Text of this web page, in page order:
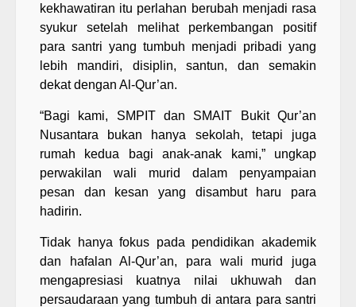
kekhawatiran itu perlahan berubah menjadi rasa
syukur setelah melihat perkembangan positif
para santri yang tumbuh menjadi pribadi yang
lebih mandiri, disiplin, santun, dan semakin
dekat dengan Al-Qur’an.
“Bagi kami, SMPIT dan SMAIT Bukit Qur’an
Nusantara bukan hanya sekolah, tetapi juga
rumah kedua bagi anak-anak kami,” ungkap
perwakilan wali murid dalam penyampaian
pesan dan kesan yang disambut haru para
hadirin.
Tidak hanya fokus pada pendidikan akademik
dan hafalan Al-Qur’an, para wali murid juga
mengapresiasi kuatnya nilai ukhuwah dan
persaudaraan yang tumbuh di antara para santri